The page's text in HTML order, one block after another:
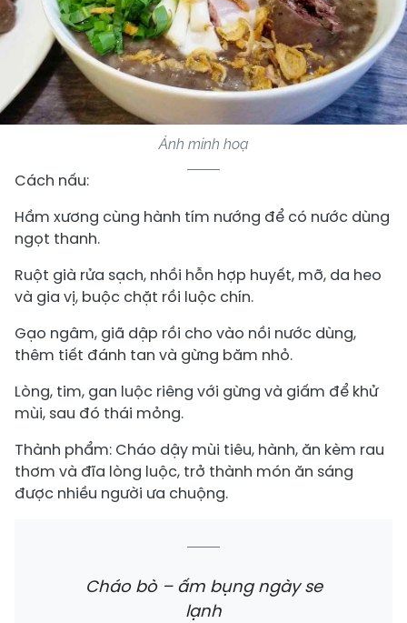
Ảnh minh hoạ
Cách nấu:
Hầm xương cùng hành tím nướng để có nước dùng
ngọt thanh.
Ruột già rửa sạch, nhồi hỗn hợp huyết, mỡ, da heo
và gia vị, buộc chặt rồi luộc chín.
Gạo ngâm, giã dập rồi cho vào nồi nước dùng,
thêm tiết đánh tan và gừng băm nhỏ.
Lòng, tim, gan luộc riêng với gừng và giấm để khử
mùi, sau đó thái mỏng.
Thành phẩm: Cháo dậy mùi tiêu, hành, ăn kèm rau
thơm và đĩa lòng luộc, trở thành món ăn sáng
được nhiều người ưa chuộng.
Cháo bò – ấm bụng ngày se
lạnh